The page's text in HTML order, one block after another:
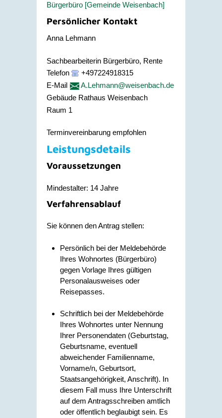
Bürgerbüro [Gemeinde Weisenbach]
Persönlicher Kontakt
Anna Lehmann
Sachbearbeiterin Bürgerbüro, Rente
Telefon
+497224918315
E-Mail
A.Lehmann@weisenbach.de
Gebäude Rathaus Weisenbach
Raum 1
Terminvereinbarung empfohlen
Leistungsdetails
Voraussetzungen
Mindestalter: 14 Jahre
Verfahrensablauf
Sie können den Antrag stellen:
Persönlich bei der Meldebehörde
Ihres Wohnortes (Bürgerbüro)
gegen Vorlage Ihres gültigen
Personalausweises oder
Reisepasses.
Schriftlich bei der Meldebehörde
Ihres Wohnortes unter Nennung
Ihrer Personendaten (Geburtstag,
Geburtsname, eventuell
abweichender Familienname,
Vorname/n, Geburtsort,
Staatsangehörigkeit, Anschrift). In
diesem Fall muss Ihre Unterschrift
auf dem Antragsschreiben amtlich
oder öffentlich beglaubigt sein. Es